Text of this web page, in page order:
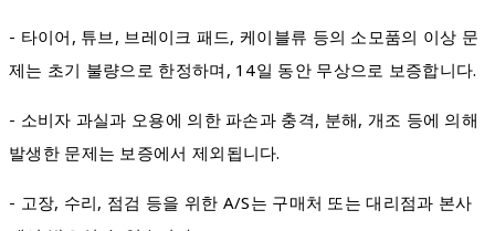
- 타이어, 튜브, 브레이크 패드, 케이블류 등의 소모품의 이상 문
제는 초기 불량으로 한정하며, 14일 동안 무상으로 보증합니다.
- 소비자 과실과 오용에 의한 파손과 충격, 분해, 개조 등에 의해
발생한 문제는 보증에서 제외됩니다.
- 고장, 수리, 점검 등을 위한 A/S는 구매처 또는 대리점과 본사